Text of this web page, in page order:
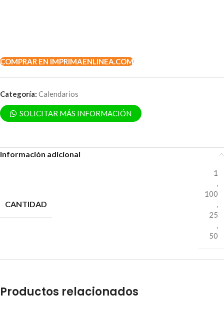
COMPRAR EN IMPRIMAENLINEA.COM
Categoría: Calendarios
SOLICITAR MÁS INFORMACIÓN
Información adicional
CANTIDAD
1
,
100
,
25
,
50
Productos relacionados